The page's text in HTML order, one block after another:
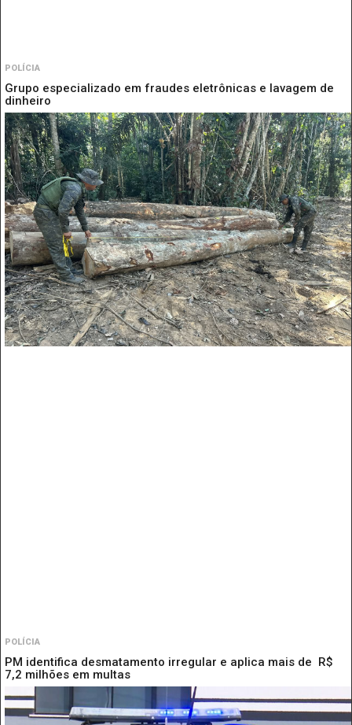
POLÍCIA
Grupo especializado em fraudes eletrônicas e lavagem de
dinheiro
POLÍCIA
PM identifica desmatamento irregular e aplica mais de R$
7,2 milhões em multas